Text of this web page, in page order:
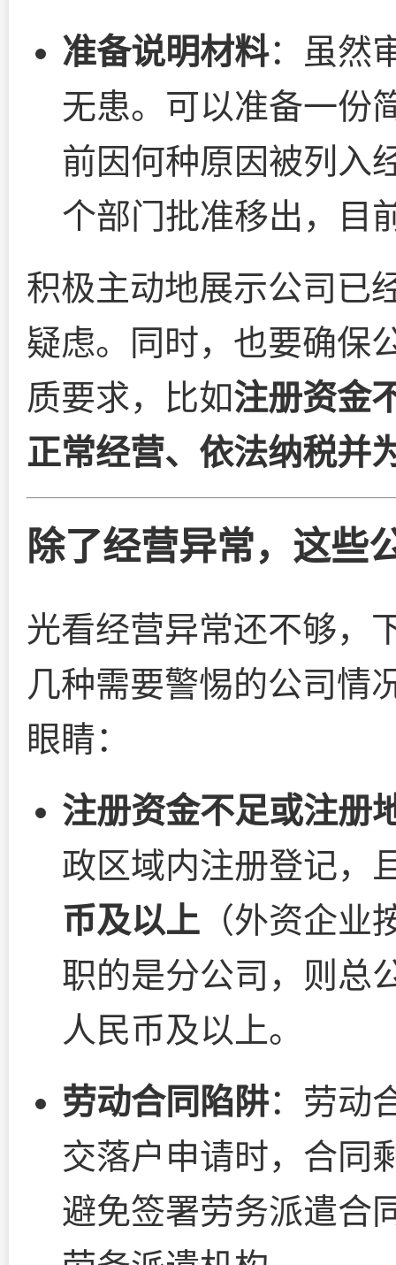
准备说明材料：虽然
无患。可以准备一份
前因何种原因被列入
个部门批准移出，目
积极主动地展示公司已
疑虑。同时，也要确保
质要求，比如注册资金
正常经营、依法纳税并
除了经营异常，这些
光看经营异常还不够，
几种需要警惕的公司情
眼睛：
注册资金不足或注册
政区域内注册登记，
币及以上 （外资企
职的是分公司，则总
人民币及以上。
劳动合同陷阱：劳动
交落户申请时，合同
避免签署劳务派遣合